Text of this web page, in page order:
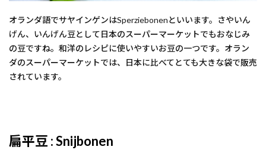
オランダ語でサヤインゲンはSperziebonenといいます。さやいん
げん、いんげん豆として日本のスーパーマーケットでもおなじみ
の豆ですね。和洋のレシピに使いやすいお豆の一つです。オラン
ダのスーパーマーケットでは、日本に比べてとても大きな袋で販売
されています。
扁平豆 : Snijbonen